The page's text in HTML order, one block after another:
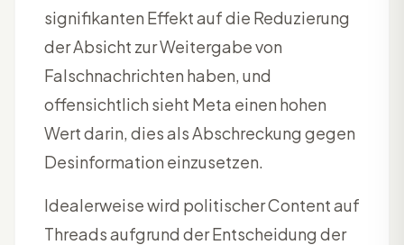
signifikanten Effekt auf die Reduzierung
der Absicht zur Weitergabe von
Falschnachrichten haben, und
offensichtlich sieht Meta einen hohen
Wert darin, dies als Abschreckung gegen
Desinformation einzusetzen.
Idealerweise wird politischer Content auf
Threads aufgrund der Entscheidung der